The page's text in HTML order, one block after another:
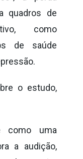
quadros de
como
de saúde
o estudo,
como uma
a audição,